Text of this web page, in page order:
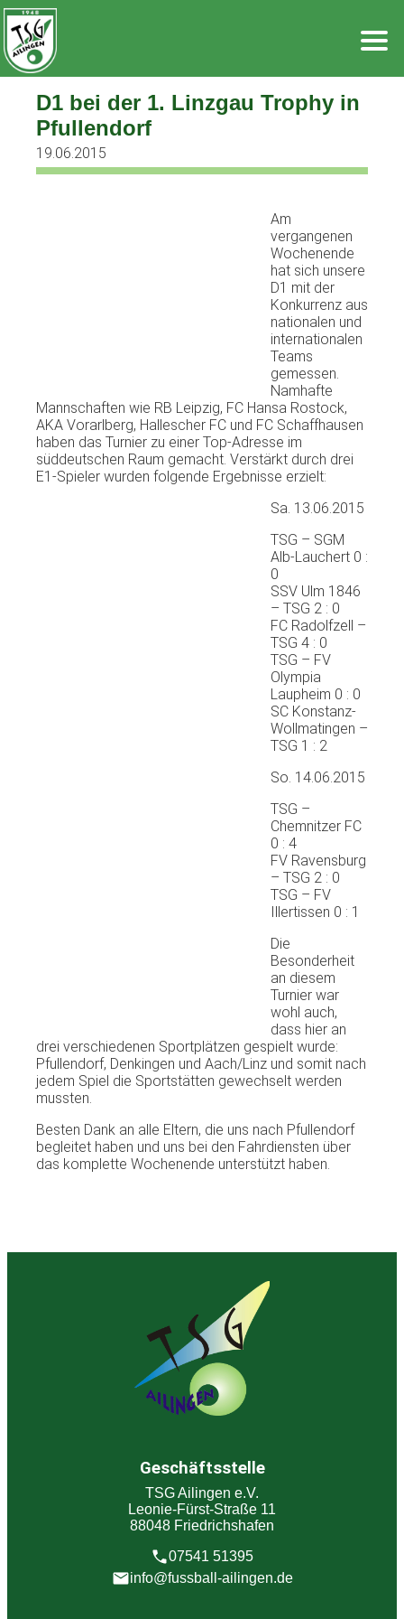
Zum
Inhalt
springen
D1 bei der 1. Linzgau Trophy in
Pfullendorf
19.06.2015
Am
vergangenen
Wochenende
hat sich unsere
D1 mit der
Konkurrenz aus
nationalen und
internationalen
Teams
gemessen.
Namhafte
Mannschaften wie RB Leipzig, FC Hansa Rostock,
AKA Vorarlberg, Hallescher FC und FC Schaffhausen
haben das Turnier zu einer Top-Adresse im
süddeutschen Raum gemacht. Verstärkt durch drei
E1-Spieler wurden folgende Ergebnisse erzielt:
Sa. 13.06.2015
TSG – SGM
Alb-Lauchert 0 :
0
SSV Ulm 1846
– TSG 2 : 0
FC Radolfzell –
TSG 4 : 0
TSG – FV
Olympia
Laupheim 0 : 0
SC Konstanz-
Wollmatingen –
TSG 1 : 2
So. 14.06.2015
TSG –
Chemnitzer FC
0 : 4
FV Ravensburg
– TSG 2 : 0
TSG – FV
Illertissen 0 : 1
Die
Besonderheit
an diesem
Turnier war
wohl auch,
dass hier an
drei verschiedenen Sportplätzen gespielt wurde:
Pfullendorf, Denkingen und Aach/Linz und somit nach
jedem Spiel die Sportstätten gewechselt werden
mussten.
Besten Dank an alle Eltern, die uns nach Pfullendorf
begleitet haben und uns bei den Fahrdiensten über
das komplette Wochenende unterstützt haben.
Geschäftsstelle
TSG Ailingen e.V.
Leonie-Fürst-Straße 11
88048 Friedrichshafen
07541 51395
info@fussball-ailingen.de